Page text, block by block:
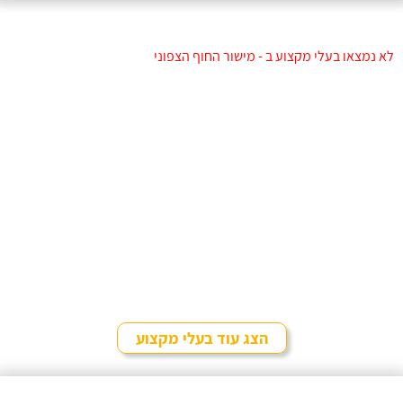
לא נמצאו בעלי מקצוע ב - מישור החוף הצפוני
הצג עוד בעלי מקצוע